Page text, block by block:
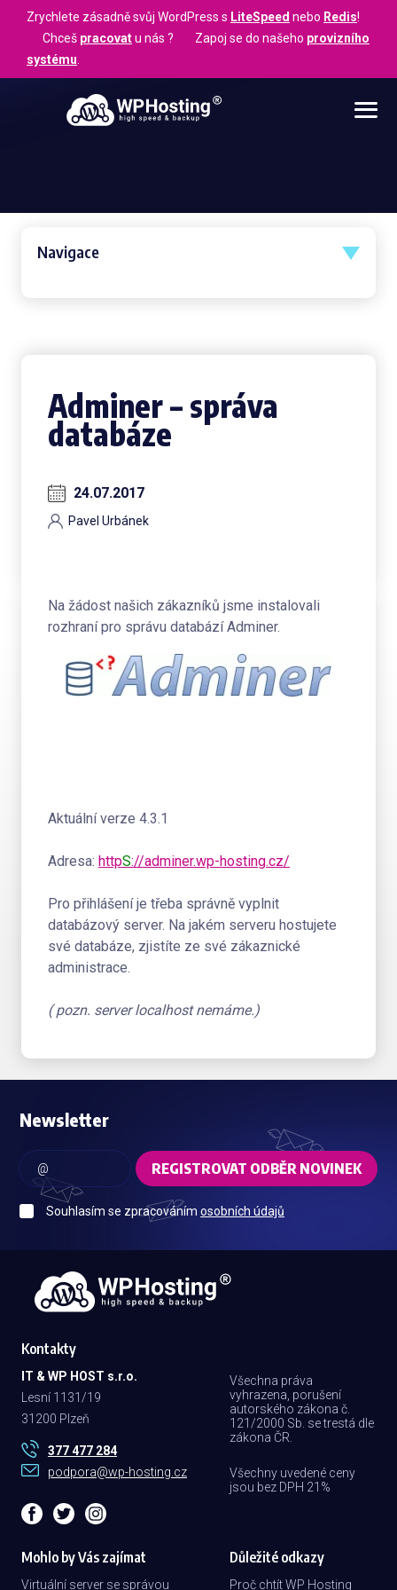
Zrychlete zásadně svůj WordPress s LiteSpeed nebo Redis!
Chceš pracovatu nás ? Zapoj se do našeho provizního
systému
Navigace
Adminer – správa
databáze
24.07.2017
Pavel Urbánek
Na žádost našich zákazníků jsme instalovali
rozhraní pro správu databází Adminer.
Aktuální verze 4.3.1
Adresa: httpS://adminer.wp-hosting.cz/
Pro přihlášení je třeba správně vyplnit
databázový server. Na jakém serveru hostujete
své databáze, zjistíte ze své zákaznické
administrace.
( pozn. server localhost nemáme.)
Newsletter
REGISTROVAT ODBĚR NOVINEK
Souhlasím se zpracováním osobních údajů
Všechna práva
vyhrazena, porušení
autorského zákona č.
121/2000 Sb. se trestá dle
zákona ČR.
Všechny uvedené ceny
jsou bez DPH 21%
Kontakty
IT & WP HOST s.r.o.
Lesní 1131/19
31200 Plzeň
377 477 284
podpora@wp-hosting.cz
Mohlo by Vás zajímat
Virtuální server se správou
Důležité odkazy
Proč chtít WP Hosting